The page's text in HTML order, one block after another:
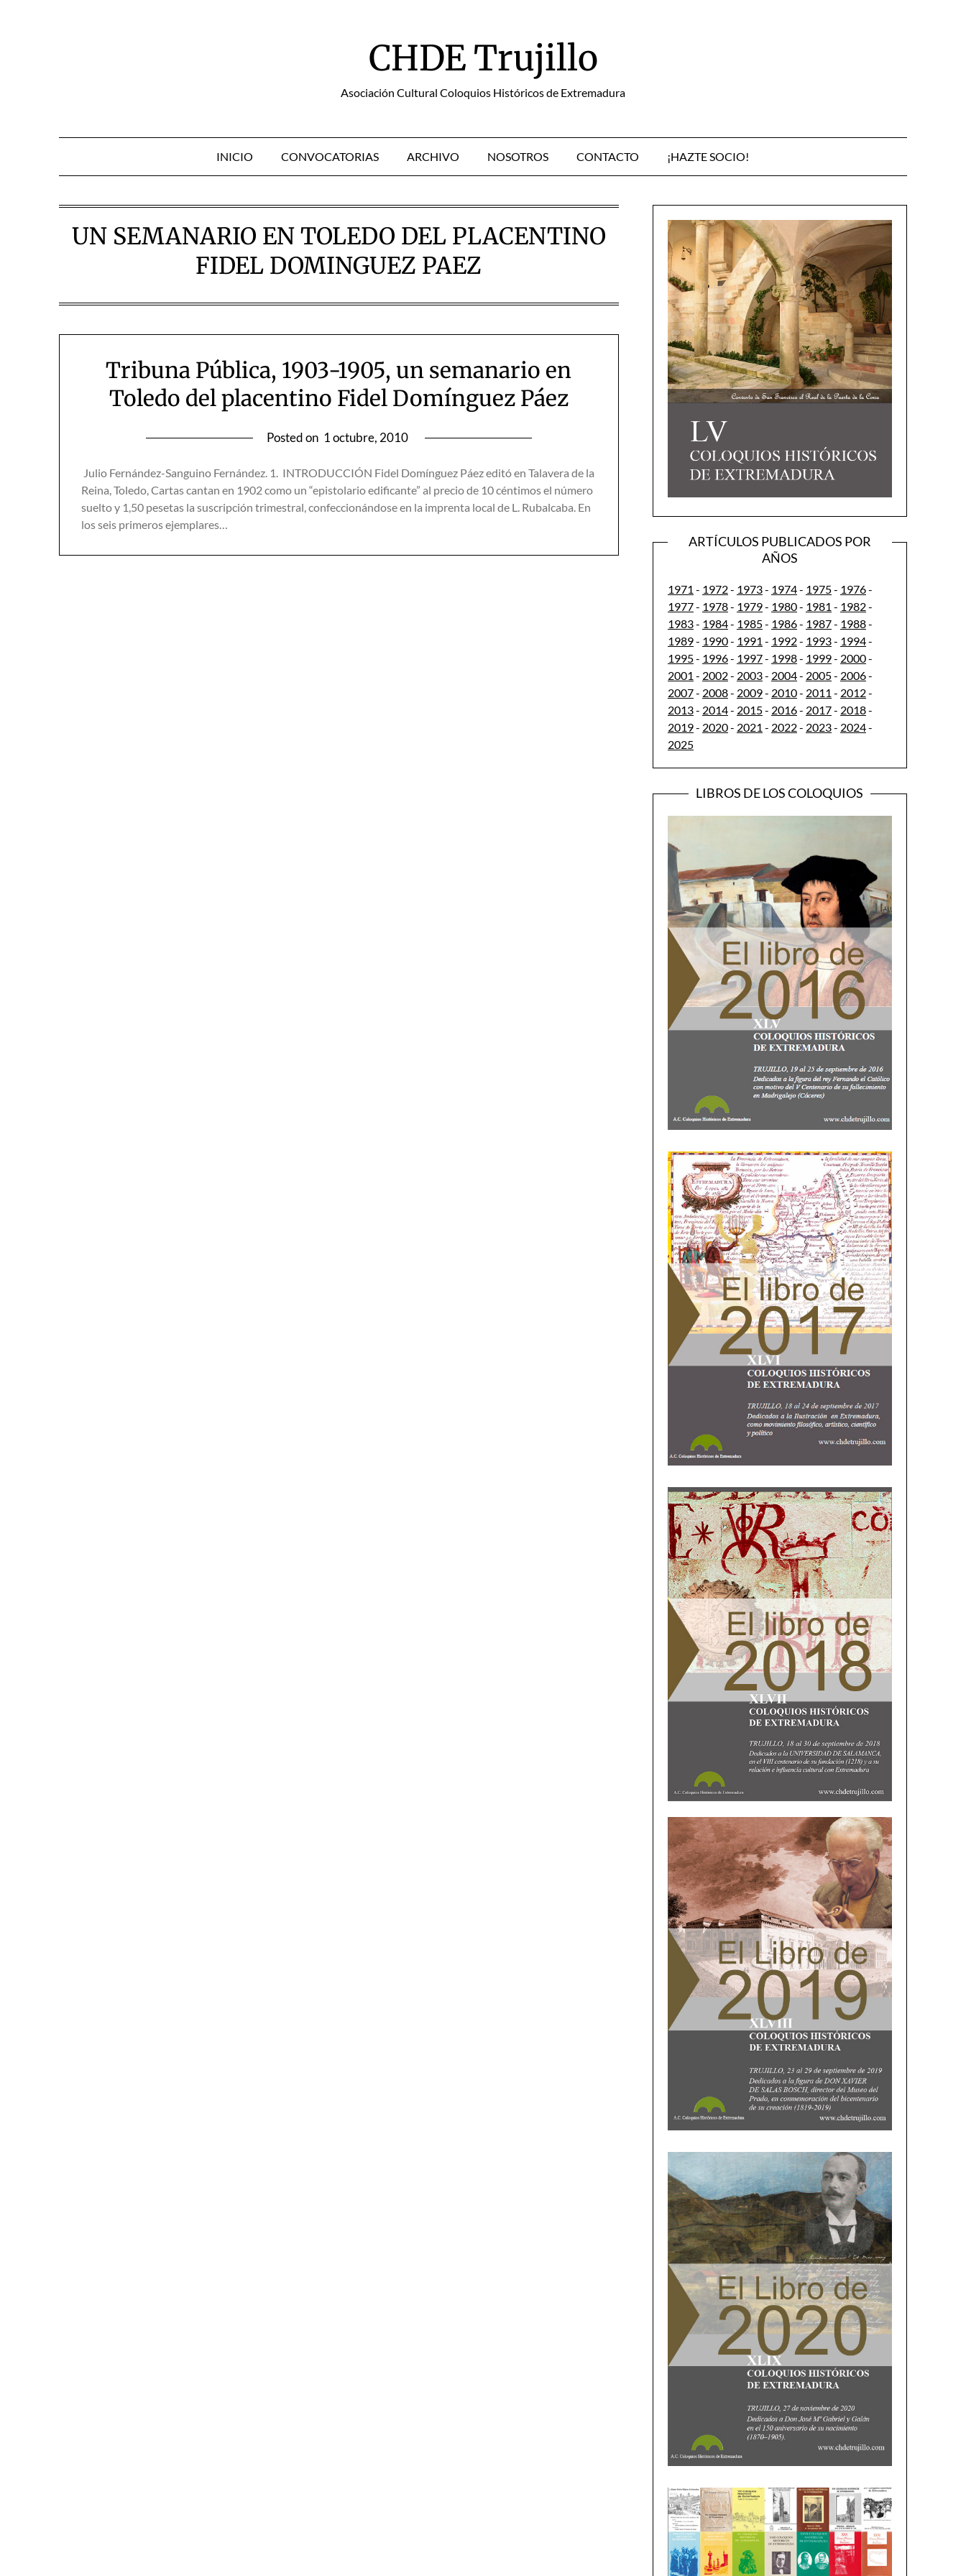
CHDE Trujillo
Asociación Cultural Coloquios Históricos de Extremadura
INICIO CONVOCATORIAS ARCHIVO NOSOTROS CONTACTO ¡HAZTE SOCIO!
UN SEMANARIO EN TOLEDO DEL PLACENTINO
FIDEL DOMINGUEZ PAEZ
Tribuna Pública, 1903-1905, un semanario en
Toledo del placentino Fidel Domínguez Páez
Posted on 1 octubre, 2010
Julio Fernández-Sanguino Fernández. 1. INTRODUCCIÓN Fidel Domínguez Páez editó en Talavera de la
Reina, Toledo, Cartas cantan en 1902 como un “epistolario edificante” al precio de 10 céntimos el número
suelto y 1,50 pesetas la suscripción trimestral, confeccionándose en la imprenta local de L. Rubalcaba. En
los seis primeros ejemplares…
ARTÍCULOS PUBLICADOS POR
AÑOS
1971 - 1972- 1973- 1974- 1975- 1976-
1977- 1978- 1979- 1980- 1981 - 1982-
1983- 1984- 1985- 1986- 1987- 1988-
1989- 1990- 1991 - 1992- 1993- 1994-
1995- 1996- 1997- 1998- 1999- 2000-
2001 - 2002- 2003- 2004- 2005- 2006-
2007- 2008- 2009- 2010- 2011 - 2012-
2013- 2014- 2015- 2016- 2017- 2018-
2019- 2020- 2021 - 2022- 2023- 2024-
2025
LIBROS DE LOS COLOQUIOS